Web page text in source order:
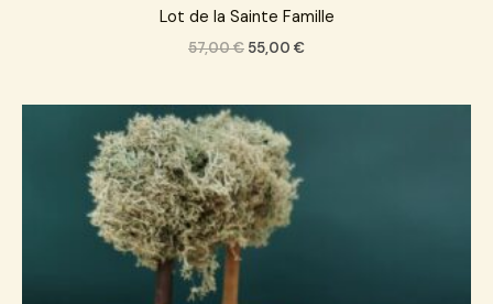
Lot de la Sainte Famille
57,00€ 55,00 €